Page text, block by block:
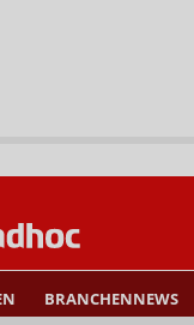
BRANCHENNEWS